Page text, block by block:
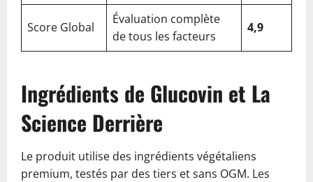
Score Global
Évaluation complète
de tous les facteurs
4,9
Ingrédients de Glucovin et La
Science Derrière
Le produit utilise des ingrédients végétaliens
premium, testés par des tiers et sans OGM. Les